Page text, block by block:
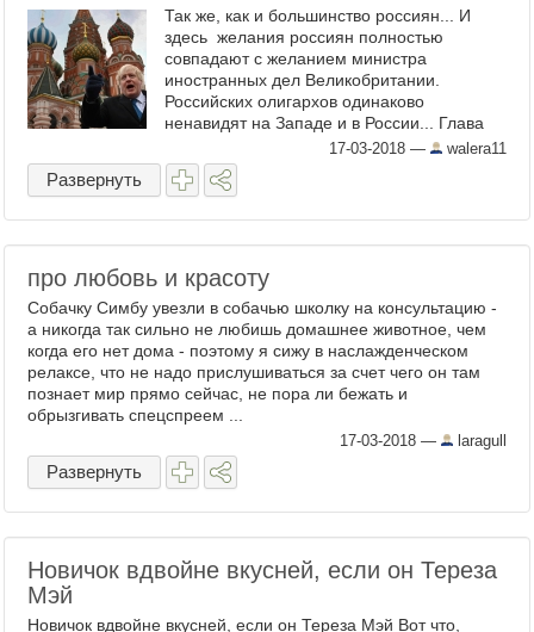
Так же, как и большинство россиян... И
здесь желания россиян полностью
совпадают с желанием министра
иностранных дел Великобритании.
Российских олигархов одинаково
ненавидят на Западе и в России... Глава
МИД Британии заявил о желании увидеть
аресты собственности олигархов из ...
17-03-2018 — walera11
Развернуть
про любовь и красоту
Собачку Симбу увезли в собачью школку на консультацию -
а никогда так сильно не любишь домашнее животное, чем
когда его нет дома - поэтому я сижу в наслажденческом
релаксе, что не надо прислушиваться за счет чего он там
познает мир прямо сейчас, не пора ли бежать и
обрызгивать спецспреем ...
17-03-2018 — laragull
Развернуть
Новичок вдвойне вкусней, если он Тереза
Мэй
Новичок вдвойне вкусней, если он Тереза Мэй Вот что,